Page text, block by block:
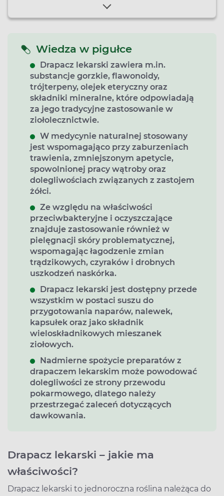
Wiedza w pigułce
Drapacz lekarski zawiera m.in.
substancje gorzkie, flawonoidy,
trójterpeny, olejek eteryczny oraz
składniki mineralne, które odpowiadają
za jego tradycyjne zastosowanie w
ziołolecznictwie.
W medycynie naturalnej stosowany
jest wspomagająco przy zaburzeniach
trawienia, zmniejszonym apetycie,
spowolnionej pracy wątroby oraz
dolegliwościach związanych z zastojem
żółci.
Ze względu na właściwości
przeciwbakteryjne i oczyszczające
znajduje zastosowanie również w
pielęgnacji skóry problematycznej,
wspomagając łagodzenie zmian
trądzikowych, czyraków i drobnych
uszkodzeń naskórka.
Drapacz lekarski jest dostępny przede
wszystkim w postaci suszu do
przygotowania naparów, nalewek,
kapsułek oraz jako składnik
wieloskładnikowych mieszanek
ziołowych.
Nadmierne spożycie preparatów z
drapaczem lekarskim może powodować
dolegliwości ze strony przewodu
pokarmowego, dlatego należy
przestrzegać zaleceń dotyczących
dawkowania.
Drapacz lekarski – jakie ma
właściwości?
Drapacz lekarski to jednoroczna roślina należąca do